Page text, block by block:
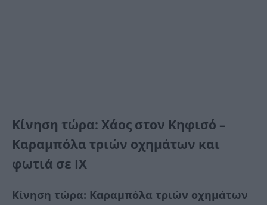
Κίνηση τώρα: Χάος στον Κηφισό –
Καραμπόλα τριών οχημάτων και
φωτιά σε ΙΧ
Κίνηση τώρα: Καραμπόλα τριών οχημάτων